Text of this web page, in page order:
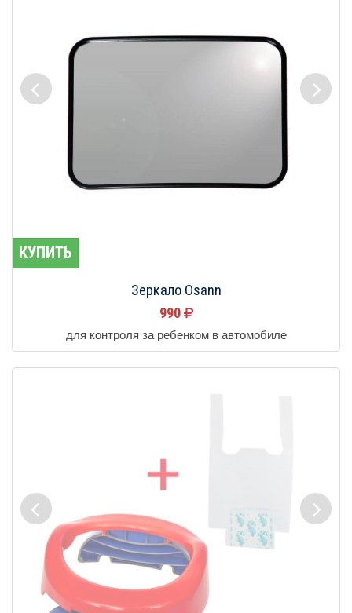
КУПИТЬ
Зеркало Osann
990
для контроля за ребенком в автомобиле